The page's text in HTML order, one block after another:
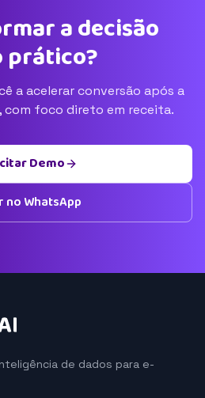
a decisão
prático?
a acelerar conversão após a
com foco direto em receita.
Demo
no WhatsApp
de dados para e-